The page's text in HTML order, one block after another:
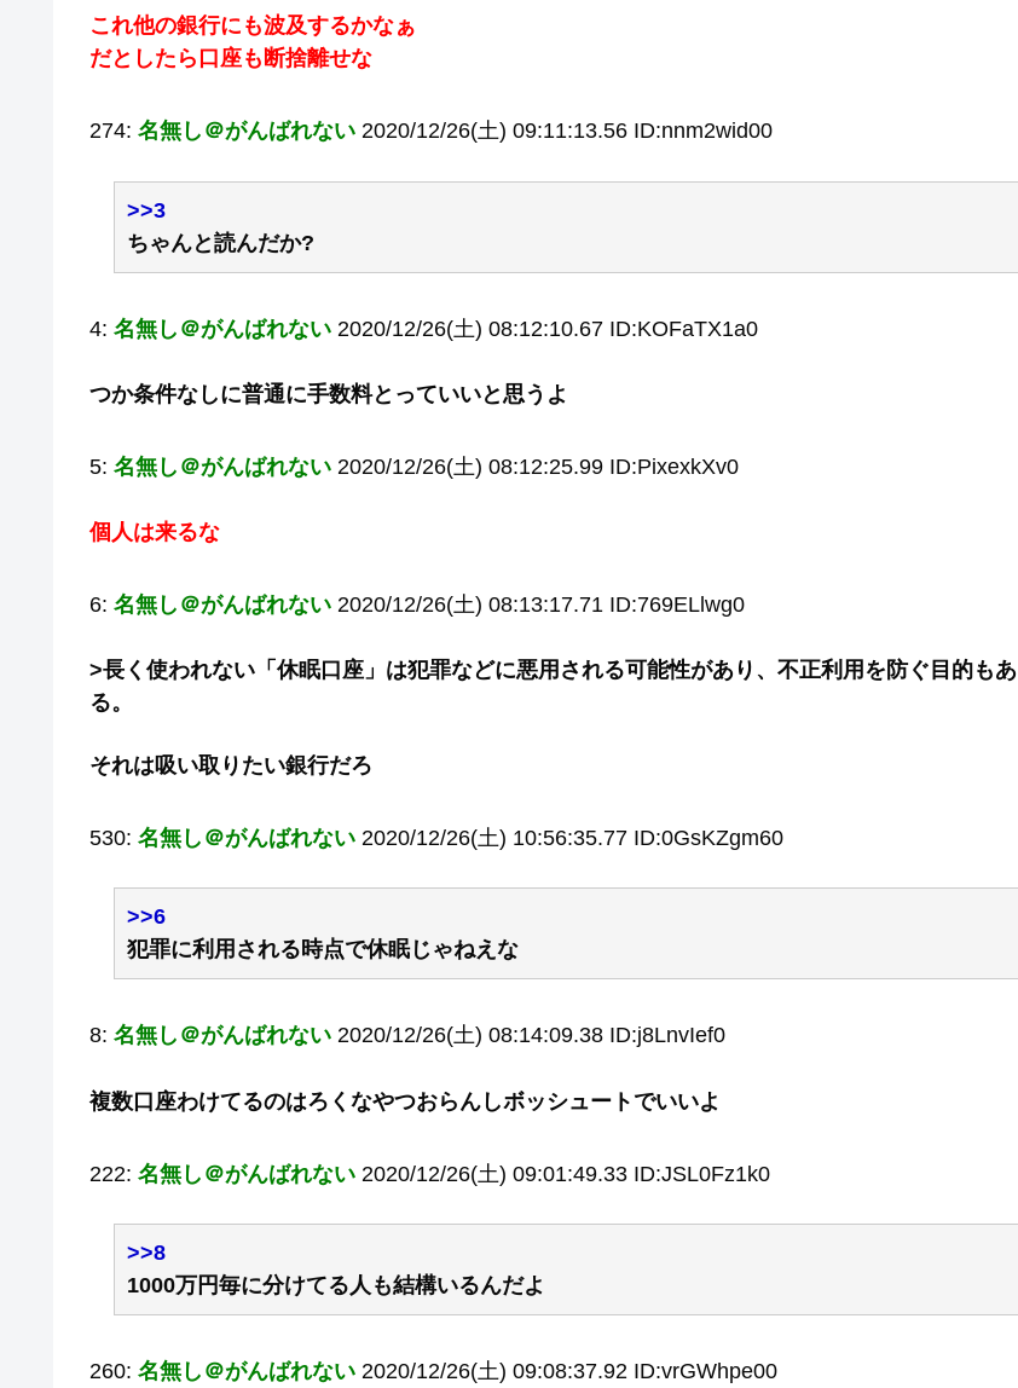
これ他の銀行にも波及するかなぁ
だとしたら口座も断捨離せな
274: 名無し＠がんばれない 2020/12/26(土) 09:11:13.56 ID:nnm2wid00
>>3
ちゃんと読んだか?
4: 名無し＠がんばれない 2020/12/26(土) 08:12:10.67 ID:KOFaTX1a0
つか条件なしに普通に手数料とっていいと思うよ
5: 名無し＠がんばれない 2020/12/26(土) 08:12:25.99 ID:PixexkXv0
個人は来るな
6: 名無し＠がんばれない 2020/12/26(土) 08:13:17.71 ID:769ELlwg0
>長く使われない「休眠口座」は犯罪などに悪用される可能性があり、不正利用を防ぐ目的もあ
る。
それは吸い取りたい銀行だろ
530: 名無し＠がんばれない 2020/12/26(土) 10:56:35.77 ID:0GsKZgm60
>>6
犯罪に利用される時点で休眠じゃねえな
8: 名無し＠がんばれない 2020/12/26(土) 08:14:09.38 ID:j8LnvIef0
複数口座わけてるのはろくなやつおらんしボッシュートでいいよ
222: 名無し＠がんばれない 2020/12/26(土) 09:01:49.33 ID:JSL0Fz1k0
>>8
1000万円毎に分けてる人も結構いるんだよ
260: 名無し＠がんばれない 2020/12/26(土) 09:08:37.92 ID:vrGWhpe00